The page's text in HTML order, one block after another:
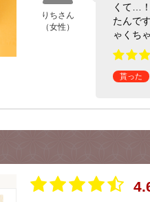
りちさん
（女性）
くて…
たんで
ゃくち
貰った